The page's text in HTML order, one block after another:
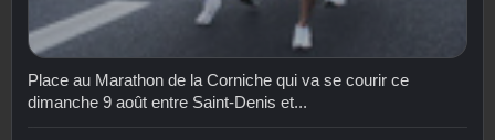
Place au Marathon de la Corniche qui va se courir ce
dimanche 9 août entre Saint-Denis et...